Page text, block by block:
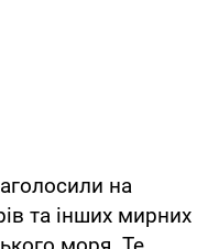
на
та інших мирних